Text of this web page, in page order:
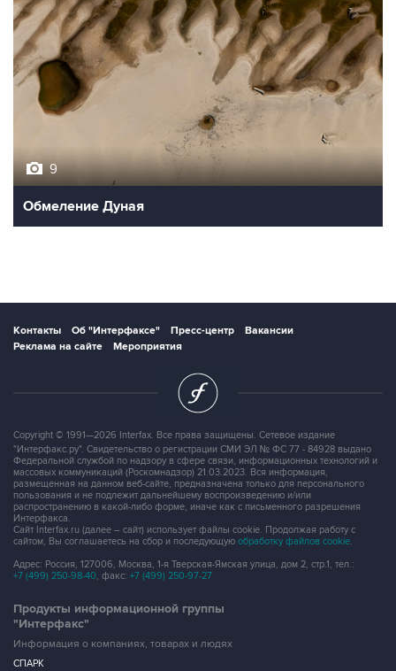
9
Обмеление Дуная
Контакты Об "Интерфаксе" Пресс-центр
Вакансии
Реклама на сайте
Мероприятия
Copyright © 1991—2026 Interfax. Все права защищены. Сетевое издание
"Интерфакс.ру". Свидетельство о регистрации СМИ ЭЛ № ФС 77 - 84928 выдано
Федеральной службой по надзору в сфере связи, информационных технологий и
массовых коммуникаций (Роскомнадзор) 21.03.2023. Вся информация,
размещенная на данном веб-сайте, предназначена только для персонального
пользования и не подлежит дальнейшему воспроизведению и/или
распространению в какой-либо форме, иначе как с письменного разрешения
Интерфакса.
Сайт Interfax.ru (далее – сайт) использует файлы cookie. Продолжая работу с
сайтом, Вы соглашаетесь на сбор и последующую обработку файлов cookie.
Адрес: Россия, 127006, Москва, 1-я Тверская-Ямская улица, дом 2, стр.1, тел.:
+7 (499) 250-98-40, факс: +7 (499) 250-97-27
Продукты информационной группы
"Интерфакс"
Информация о компаниях, товарах и людях
СПАРК